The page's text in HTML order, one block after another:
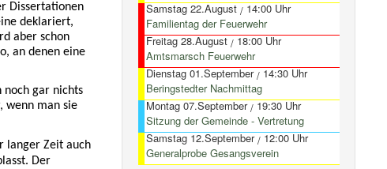
Dissertationen
deklariert,
aber schon
an denen eine
noch gar nichts
wenn man sie
langer Zeit auch
Der
Samstag 22.August/ 14:00 Uhr
Familientag der Feuerwehr
Freitag 28.August/ 18:00 Uhr
Amtsmarsch Feuerwehr
Dienstag 01.September/ 14:30 Uhr
Beringstedter Nachmittag
Montag 07.September/ 19:30 Uhr
Sitzung der Gemeinde - Vertretung
Samstag 12.September/ 12:00 Uhr
Generalprobe Gesangsverein